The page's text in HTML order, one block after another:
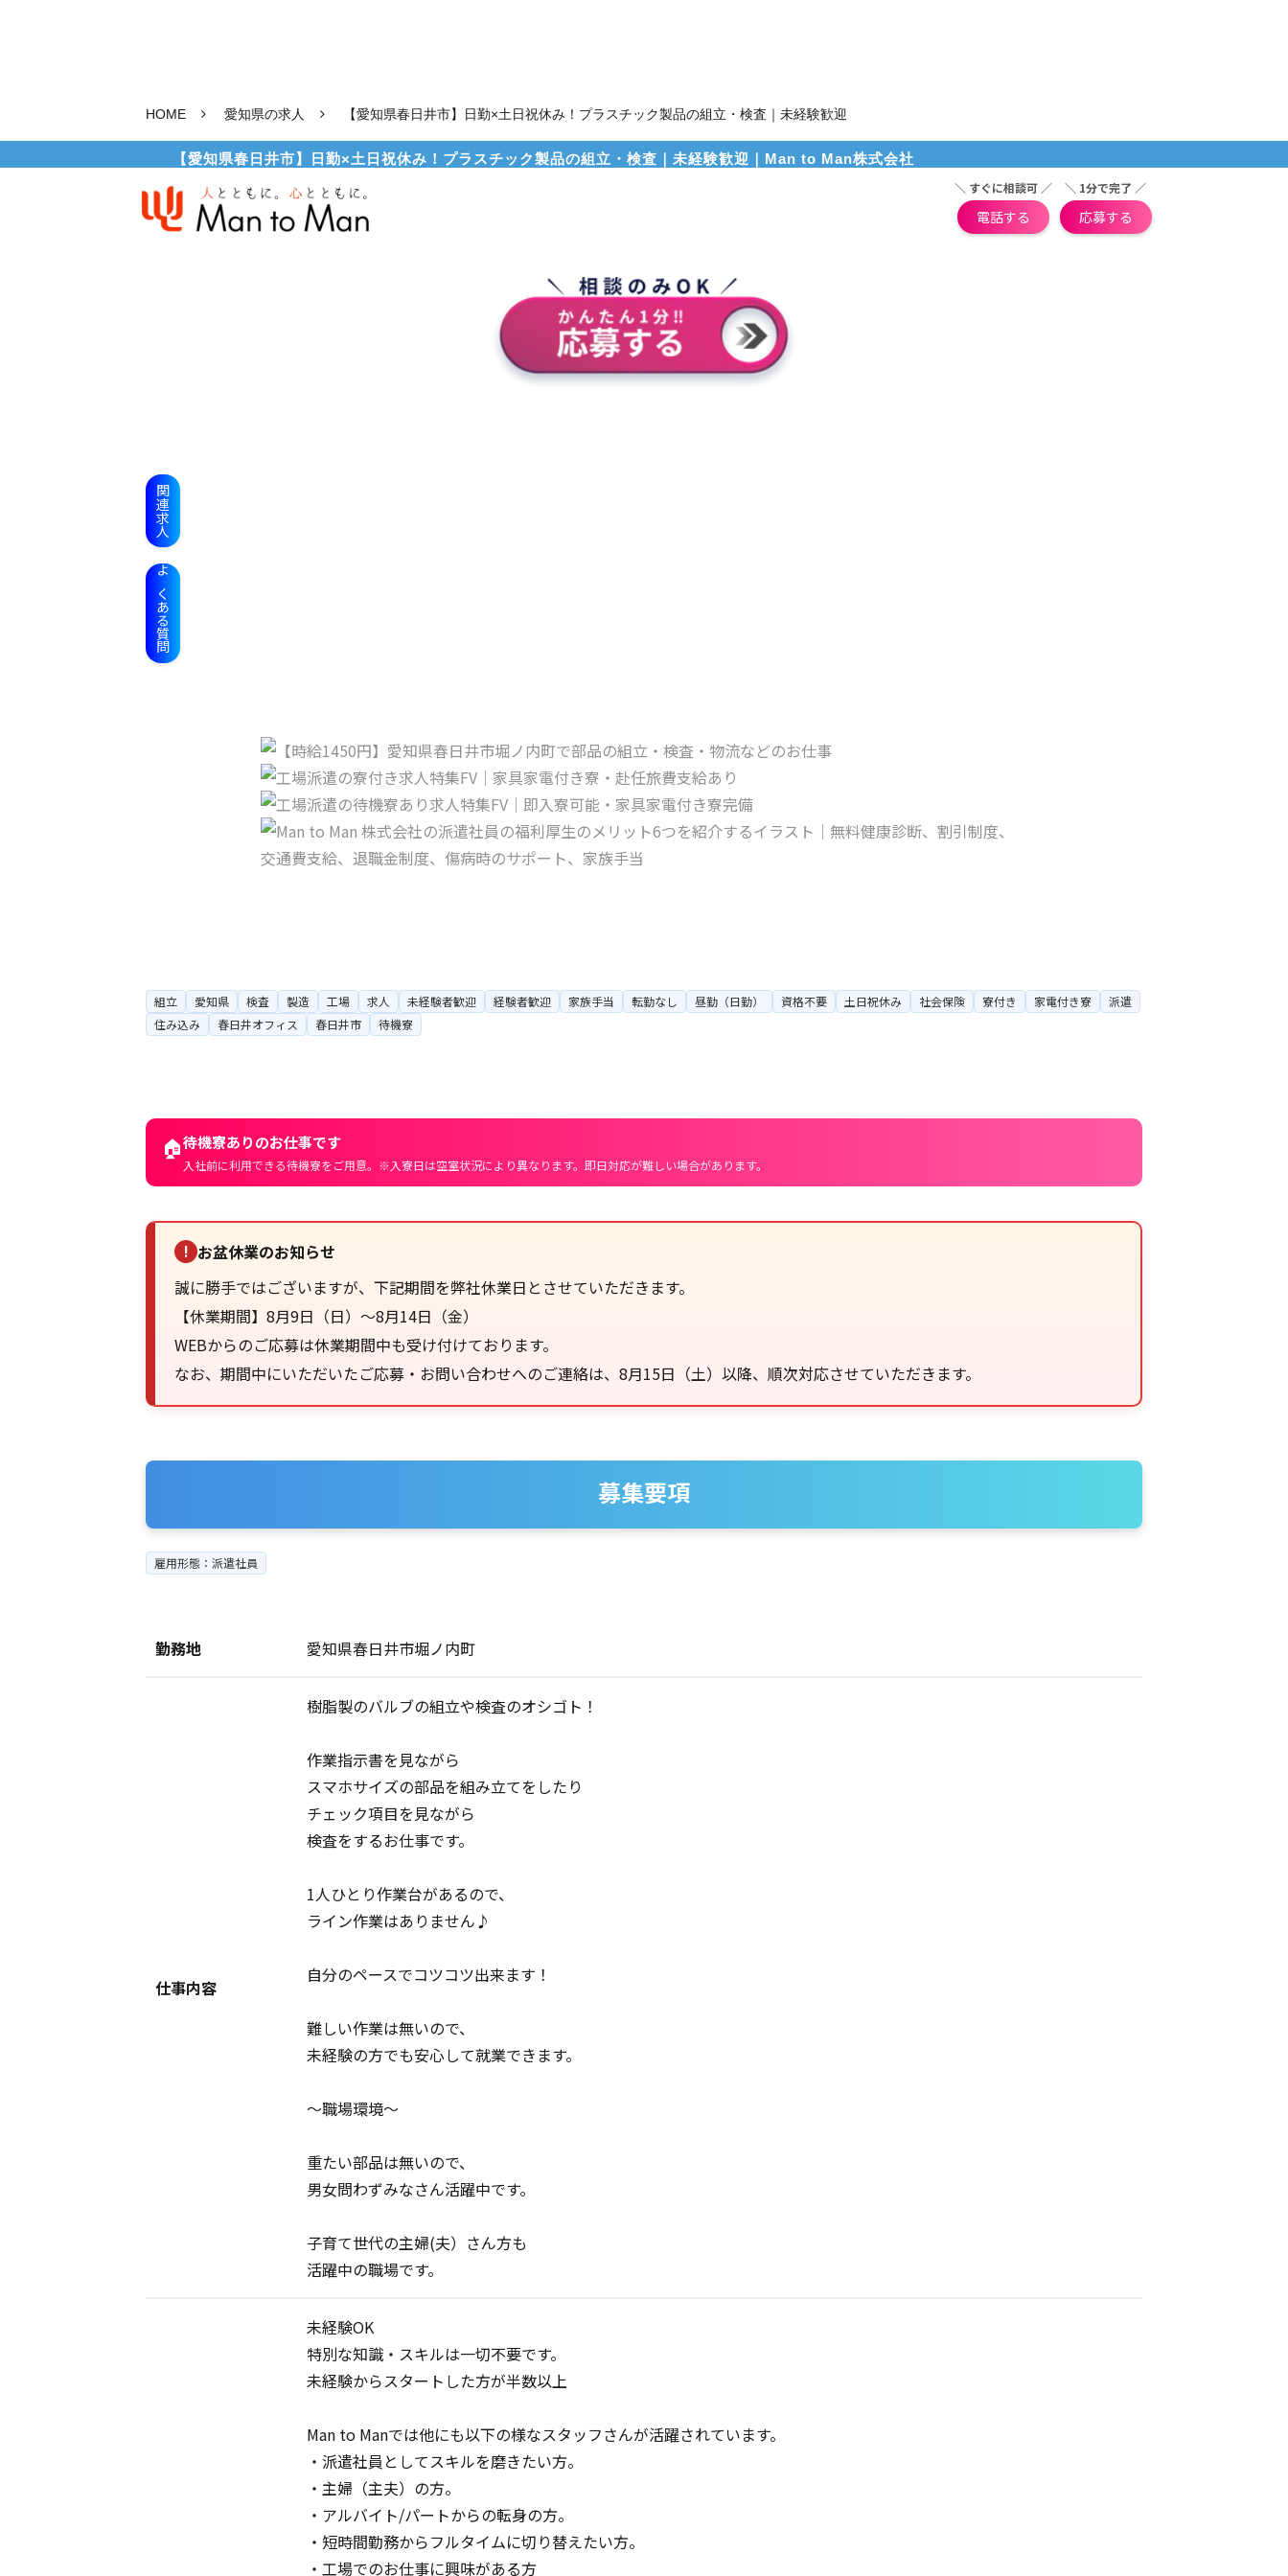
HOME 愛知県の求人 【愛知県春日井市】日勤×土日祝休み！プラスチック製品の組立・検査｜未経験歓迎
【愛知県春日井市】日勤×土日祝休み！プラスチック製品の組立・検査｜未経験歓迎｜Man to Man株式会社
＼ すぐに相談可 ／
電話する
＼ 1分で完了 ／
応募する
関連求人
よくある質問
組立 愛知県 検査 製造 工場 求人 未経験者歓迎 経験者歓迎 家族手当 転勤なし 昼勤（日勤） 資格不要 土日祝休み 社会保険 寮付き 家電付き寮
派遣
住み込み
春日井オフィス 春日井市 待機寮
🏠待機寮ありのお仕事です
入社前に利用できる待機寮をご用意。※入寮日は空室状況により異なります。即日対応が難しい場合があります。
! お盆休業のお知らせ
誠に勝手ではございますが、下記期間を弊社休業日とさせていただきます。
【休業期間】8月9日（日）～8月14日（金）
WEBからのご応募は休業期間中も受け付けております。
なお、期間中にいただいたご応募・お問い合わせへのご連絡は、8月15日（土）以降、順次対応させていただきます。
募集要項
雇用形態：派遣社員
勤務地 愛知県春日井市堀ノ内町
仕事内容
樹脂製のバルブの組立や検査のオシゴト！
作業指示書を見ながら
スマホサイズの部品を組み立てをしたり
チェック項目を見ながら
検査をするお仕事です。
1人ひとり作業台があるので、
ライン作業はありません♪
自分のペースでコツコツ出来ます！
難しい作業は無いので、
未経験の方でも安心して就業できます。
～職場環境～
重たい部品は無いので、
男女問わずみなさん活躍中です。
子育て世代の主婦(夫）さん方も
活躍中の職場です。
未経験OK
特別な知識・スキルは一切不要です。
未経験からスタートした方が半数以上
Man to Manでは他にも以下の様なスタッフさんが活躍されています。
・派遣社員としてスキルを磨きたい方。
・主婦（主夫）の方。
・アルバイト/パートからの転身の方。
・短時間勤務からフルタイムに切り替えたい方。
・工場でのお仕事に興味がある方